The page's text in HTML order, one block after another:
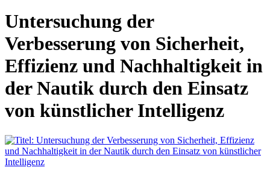
Untersuchung der
Verbesserung von Sicherheit,
Effizienz und Nachhaltigkeit in
der Nautik durch den Einsatz
von künstlicher Intelligenz